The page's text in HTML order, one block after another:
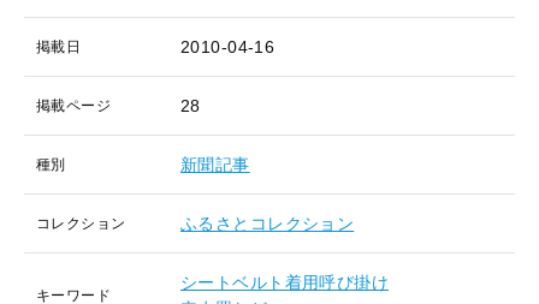
掲載日 2010-04-16
掲載ページ 28
種別 新聞記事
コレクション ふるさとコレクション
キーワード
シートベルト着用呼び掛け